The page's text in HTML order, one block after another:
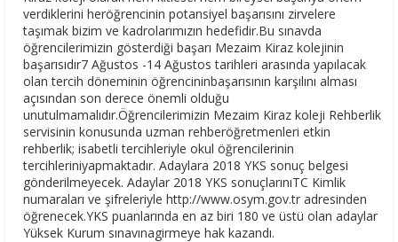
verdiklerini heröğrencinin potansiyel başarısını zirvelere
taşımak bizim ve kadrolarımızın hedefidir.Bu sınavda
öğrencilerimizin gösterdiği başarı Mezaim Kiraz kolejinin
başarısıdır7 Ağustos -14 Ağustos tarihleri arasında yapılacak
olan tercih döneminin öğrencininbaşarısının karşılını alması
açısından son derece önemli olduğu
unutulmamalıdır.Öğrencilerimizin Mezaim Kiraz koleji Rehberlik
servisinin konusunda uzman rehberöğretmenleri etkin
rehberlik; isabetli tercihleriyle okul öğrencilerinin
tercihleriniyapmaktadır. Adaylara 2018 YKS sonuç belgesi
gönderilmeyecek. Adaylar 2018 YKS sonuçlarınıTC Kimlik
numaraları ve şifreleriyle http://www.osym.gov.tr adresinden
öğrenecek.YKS puanlarında en az biri 180 ve üstü olan adaylar
Yüksek Kurum sınavınagirmeye hak kazandı.